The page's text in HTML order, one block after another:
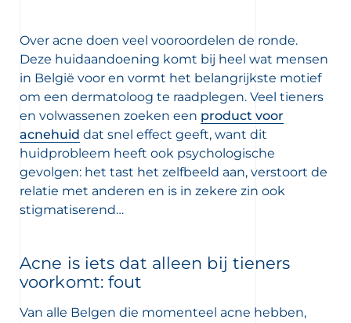
newsletters en informatie over
producten te ontvangen per
bescherming van jouw persoonlijke
wij jou naar ons
Over acne doen veel vooroordelen de ronde.
Deze huidaandoening komt bij heel wat mensen
in België voor en vormt het belangrijkste motief
om een dermatoloog te raadplegen. Veel tieners
en volwassenen zoeken een product voor
acnehuid dat snel effect geeft, want dit
huidprobleem heeft ook psychologische
gevolgen: het tast het zelfbeeld aan, verstoort de
relatie met anderen en is in zekere zin ook
stigmatiserend…
Acne is iets dat alleen bij tieners
voorkomt: fout
Van alle Belgen die momenteel acne hebben,